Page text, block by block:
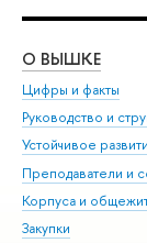
О ВЫШКЕ
Цифры и факты
Руководство и
Устойчивое
Преподаватели и
Корпуса и
Закупки